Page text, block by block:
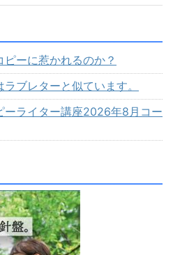
ーに惹かれるのか？
ブレターと似ています。
ーライター講座2026年8月コー